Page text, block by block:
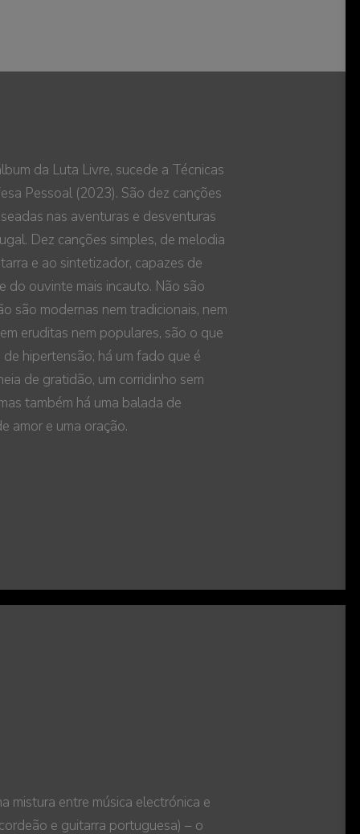
da Luta Livre, sucede a Técnicas
Pessoal (2023). São dez canções
nas aventuras e desventuras
Dez canções simples, de melodia
e ao sintetizador, capazes de
do ouvinte mais incauto. Não são
são modernas nem tradicionais, nem
eruditas nem populares, são o que
hipertensão; há um fado que é
de gratidão, um corridinho sem
também há uma balada de
amor e uma oração.
mistura entre música electrónica e
e guitarra portuguesa) – o